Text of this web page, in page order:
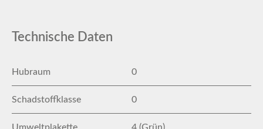
Technische Daten
Hubraum 0
Schadstoffklasse 0
Umweltplakette 4 (Grün)